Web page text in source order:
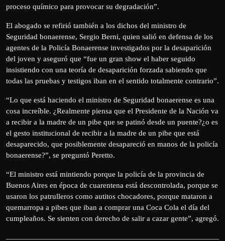
proceso químico para provocar su degradación”.
El abogado se refirió también a los dichos del ministro de
Seguridad bonaerense, Sergio Berni, quien salió en defensa de los
agentes de la Policía Bonaerense investigados por la desaparición
del joven y aseguró que “fue un gran show el haber seguido
insistiendo con una teoría de desaparición forzada sabiendo que
todas las pruebas y testigos iban en el sentido totalmente contrario”.
“Lo que está haciendo el ministro de Seguridad bonaerense es una
cosa increíble. ¿Realmente piensa que el Presidente de la Nación va
a recibir a la madre de un pibe que se patinó desde un puente?¿o es
el gesto institucional de recibir a la madre de un pibe que está
desaparecido, que posiblemente desapareció en manos de la policía
bonaerense?”, se preguntó Peretto.
“El ministro está mintiendo porque la policía de la provincia de
Buenos Aires en época de cuarentena está descontrolada, porque se
usaron los patrulleros como autitos chocadores, porque mataron a
quemarropa a pibes que iban a comprar una Coca Cola el día del
cumpleaños. Se sienten con derecho de salir a cazar gente”, agregó.